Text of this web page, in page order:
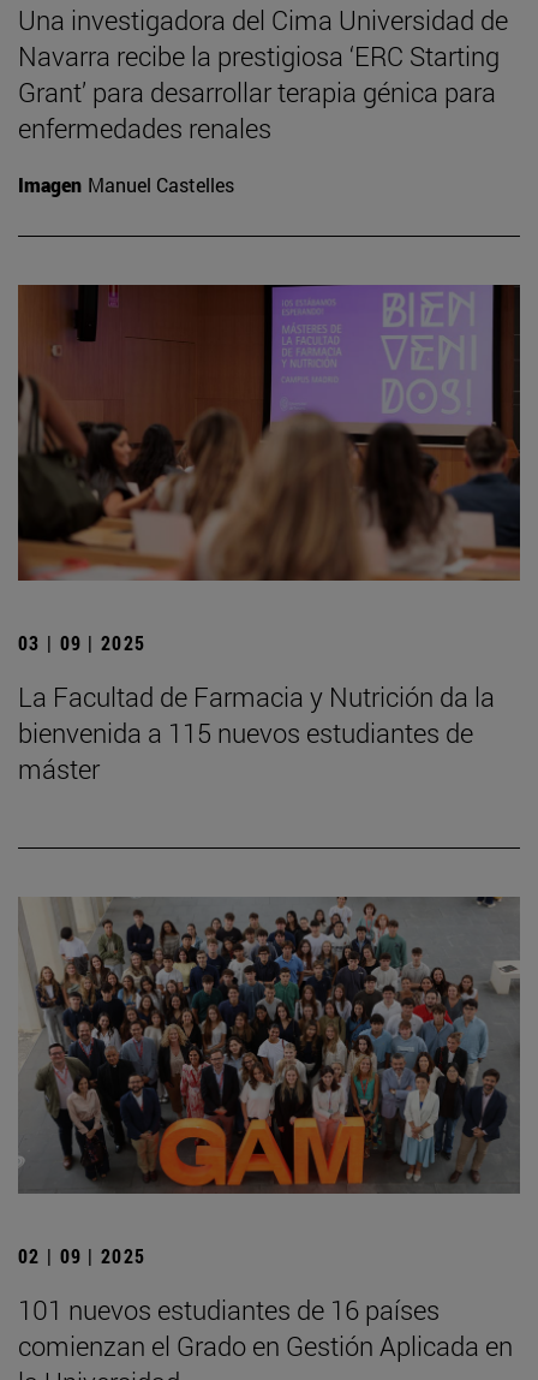
Una investigadora del Cima Universidad de
Navarra recibe la prestigiosa ‘ERC Starting
Grant’ para desarrollar terapia génica para
enfermedades renales
Imagen Manuel Castelles
03 | 09 | 2025
La Facultad de Farmacia y Nutrición da la
bienvenida a 115 nuevos estudiantes de
máster
02 | 09 | 2025
101 nuevos estudiantes de 16 países
comienzan el Grado en Gestión Aplicada en